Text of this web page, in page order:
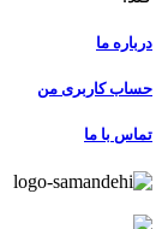
درباره ما
حساب کاربری من
تماس با ما